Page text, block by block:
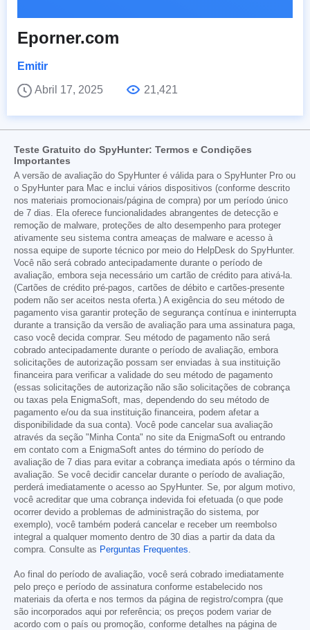
Eporner.com
Emitir
Abril 17, 2025
21,421
Teste Gratuito do SpyHunter: Termos e Condições
Importantes
A versão de avaliação do SpyHunter é válida para o SpyHunter Pro ou
o SpyHunter para Mac e inclui vários dispositivos (conforme descrito
nos materiais promocionais/página de compra) por um período único
de 7 dias. Ela oferece funcionalidades abrangentes de detecção e
remoção de malware, proteções de alto desempenho para proteger
ativamente seu sistema contra ameaças de malware e acesso à
nossa equipe de suporte técnico por meio do HelpDesk do SpyHunter.
Você não será cobrado antecipadamente durante o período de
avaliação, embora seja necessário um cartão de crédito para ativá-la.
(Cartões de crédito pré-pagos, cartões de débito e cartões-presente
podem não ser aceitos nesta oferta.) A exigência do seu método de
pagamento visa garantir proteção de segurança contínua e ininterrupta
durante a transição da versão de avaliação para uma assinatura paga,
caso você decida comprar. Seu método de pagamento não será
cobrado antecipadamente durante o período de avaliação, embora
solicitações de autorização possam ser enviadas à sua instituição
financeira para verificar a validade do seu método de pagamento
(essas solicitações de autorização não são solicitações de cobrança
ou taxas pela EnigmaSoft, mas, dependendo do seu método de
pagamento e/ou da sua instituição financeira, podem afetar a
disponibilidade da sua conta). Você pode cancelar sua avaliação
através da seção "Minha Conta" no site da EnigmaSoft ou entrando
em contato com a EnigmaSoft antes do término do período de
avaliação de 7 dias para evitar a cobrança imediata após o término da
avaliação. Se você decidir cancelar durante o período de avaliação,
perderá imediatamente o acesso ao SpyHunter. Se, por algum motivo,
você acreditar que uma cobrança indevida foi efetuada (o que pode
ocorrer devido a problemas de administração do sistema, por
exemplo), você também poderá cancelar e receber um reembolso
integral a qualquer momento dentro de 30 dias a partir da data da
compra. Consulte as Perguntas Frequentes
Ao final do período de avaliação, você será cobrado imediatamente
pelo preço e período de assinatura conforme estabelecido nos
materiais da oferta e nos termos da página de registro/compra (que
são incorporados aqui por referência; os preços podem variar de
acordo com o país ou promoção, conforme detalhes na página de